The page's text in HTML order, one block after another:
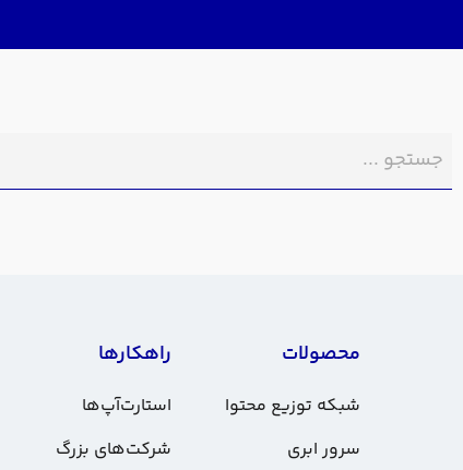
محصولات
شبکه توزیع محتوا
سرور ابری
راهکارها
استارت‌آپ‌ها
شرکت‌های بزرگ